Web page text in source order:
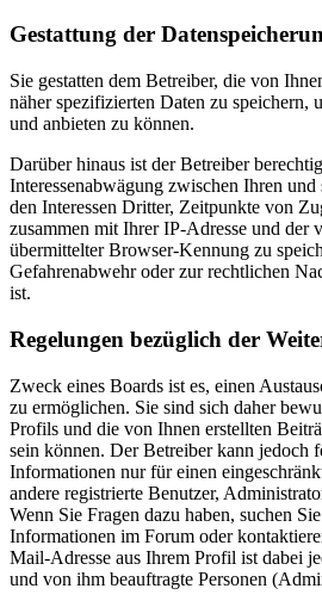
Gestattung der
Sie gestatten dem Betreiber, die von
näher spezifizierten Daten zu speichern,
und anbieten zu können.
Darüber hinaus ist der Betreiber
Interessenabwägung zwischen Ihren und
den Interessen Dritter, Zeitpunkte von
zusammen mit Ihrer IP-Adresse und der
übermittelter Browser-Kennung zu
Gefahrenabwehr oder zur rechtlichen
ist.
Regelungen bezüglich der
Zweck eines Boards ist es, einen
zu ermöglichen. Sie sind sich daher
Profils und die von Ihnen erstellten
sein können. Der Betreiber kann jedoch
Informationen nur für einen
andere registrierte Benutzer,
Wenn Sie Fragen dazu haben, suchen
Informationen im Forum oder
Mail-Adresse aus Ihrem Profil ist dabei
und von ihm beauftragte Personen